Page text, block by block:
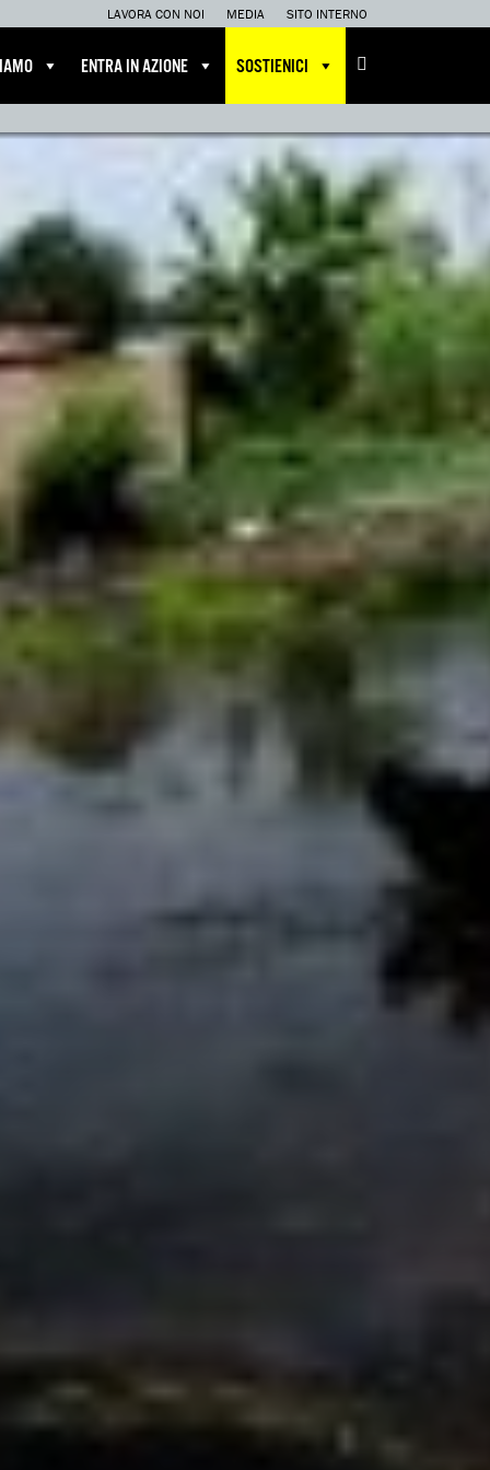
LAVORA CON NOI MEDIA SITO INTERNO
ENTRA IN AZIONE SOSTIENICI